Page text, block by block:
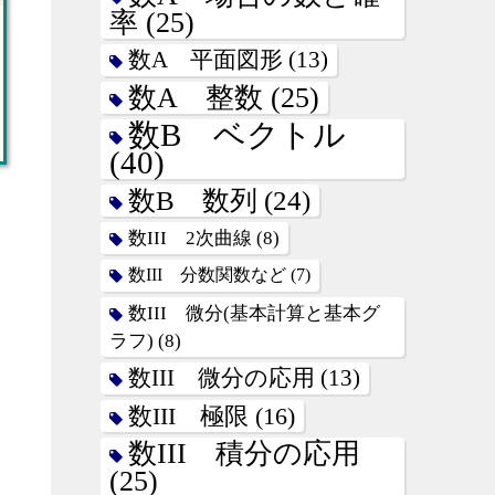
率 (25)
数A 平面図形 (13)
数A 整数 (25)
数B ベクトル
(40)
数B 数列 (24)
数III 2次曲線 (8)
数III 分数関数など (7)
数III 微分(基本計算と基本グ
ラフ) (8)
数III 微分の応用 (13)
数III 極限 (16)
数III 積分の応用
(25)